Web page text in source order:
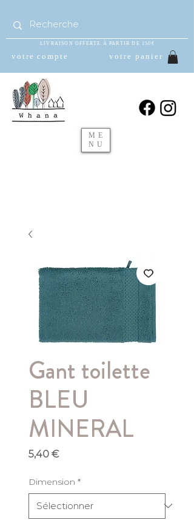
LIVRAISON OFFERTE À PARTIR DE 150€
votre compte votre panier
ME
NU
Gant toilette
BLEU
MINERAL
5,40 €Prix
Dimension *